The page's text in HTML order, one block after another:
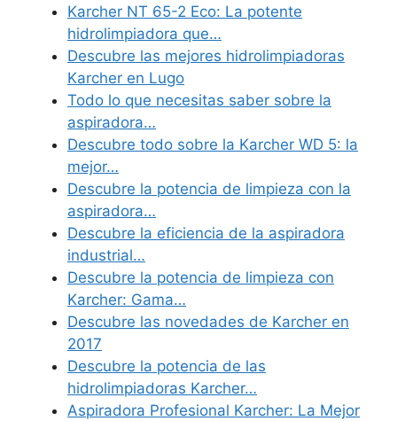
Karcher NT 65-2 Eco: La potente
hidrolimpiadora que…
Descubre las mejores hidrolimpiadoras
Karcher en Lugo
Todo lo que necesitas saber sobre la
aspiradora…
Descubre todo sobre la Karcher WD 5: la
mejor…
Descubre la potencia de limpieza con la
aspiradora…
Descubre la eficiencia de la aspiradora
industrial…
Descubre la potencia de limpieza con
Karcher: Gama…
Descubre las novedades de Karcher en
2017
Descubre la potencia de las
hidrolimpiadoras Karcher…
Aspiradora Profesional Karcher: La Mejor